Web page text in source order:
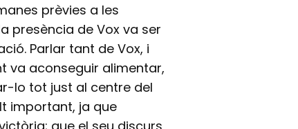
prèvies a les
presència de Vox va ser
Parlar tant de Vox, i
va aconseguir alimentar,
lo tot just al centre del
important, ja que